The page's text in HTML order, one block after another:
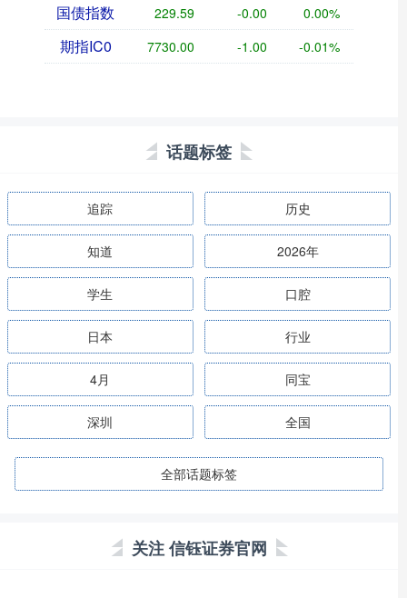
国债指数 229.59 -0.00 0.00%
期指IC0 7730.00 -1.00 -0.01%
话题标签
追踪 历史
知道 2026年
学生 口腔
日本 行业
4月 同宝
深圳 全国
全部话题标签
关注 信钰证券官网